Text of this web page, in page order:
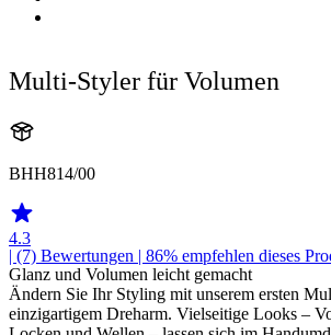
Multi-Styler für Volumen
BHH814/00
4.3
| (7) Bewertungen | 86% empfehlen dieses
Glanz und Volumen leicht gemacht
Ändern Sie Ihr Styling mit unserem ersten
einzigartigem Dreharm. Vielseitige Looks –